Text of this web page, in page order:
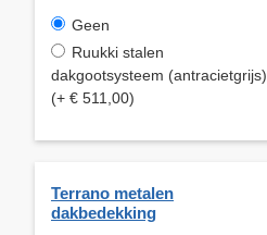
Geen
Ruukki stalen
dakgootsysteem (antracietgrijs)
(+ € 511,00)
Terrano metalen
dakbedekking